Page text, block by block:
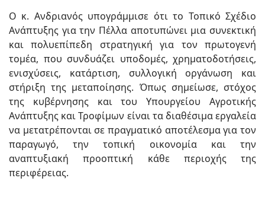
Ο κ. Ανδριανός υπογράμμισε ότι το Τοπικό Σχέδιο
Ανάπτυξης για την Πέλλα αποτυπώνει μια συνεκτική
και πολυεπίπεδη στρατηγική για τον πρωτογενή
τομέα, που συνδυάζει υποδομές, χρηματοδοτήσεις,
ενισχύσεις, κατάρτιση, συλλογική οργάνωση και
στήριξη της μεταποίησης. Όπως σημείωσε, στόχος
της κυβέρνησης και του Υπουργείου Αγροτικής
Ανάπτυξης και Τροφίμων είναι τα διαθέσιμα εργαλεία
να μετατρέπονται σε πραγματικό αποτέλεσμα για τον
παραγωγό, την τοπική οικονομία και την
αναπτυξιακή προοπτική κάθε περιοχής της
περιφέρειας.